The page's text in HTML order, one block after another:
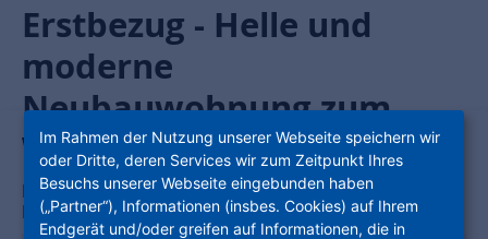
Erstbezug - Helle und
moderne
Neubauwohnung zum
Wohlfühlen!
Brigitte-Frauendorf-Straße 38,60486Frankfurt am
Main
Im Rahmen der Nutzung unserer Webseite speichern wir
oder Dritte, deren Services wir zum Zeitpunkt Ihres
Besuchs unserer Webseite eingebunden haben
(„Partner“), Informationen (insbes. Cookies) auf Ihrem
Endgerät und/oder greifen auf Informationen, die in